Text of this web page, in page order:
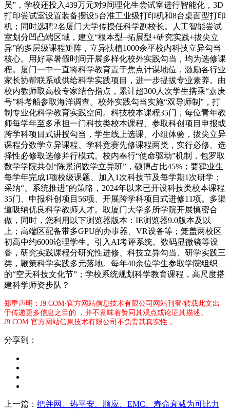
员”，学校还投入439万元对9间理化生尝试室进行智能化，3D
打印尝试室设置装备摆设5台准工业级打印机和8台桌面型打印
机；同时选聘2名厦门大学传授任科学副校长。人工智能尝试
室划分凹凸端区域，建立“根本型+拓展型+研究实践+拔尖立
异”的多层级课程矩阵，立异扶植1000余平校内科技立异勾当
核心。用好寒暑假时间开展多样化校外实践勾当，均为选修课
程。厦门一中一直将科学教育置于焦点计谋地位，激励各行业
家长协帮联系或供给科学实践项目，进一步提拔专业素养。由
校内教师取高校专家结合指点，累计超300人次学生搭乘“嘉庚
号”科考船参取海洋调查。校外实践勾当实施“双导师制”，打
制专业化科学教育实践空间。科技校本课程35门，每位青年教
师每学年至多承担一门科技类校本课程、参取科创项目申报或
跨学科项目式讲授勾当，学生线上选课、小组体验，拔尖立异
课程分数学立异课程、学科竞赛先修课程两类，实行必修、选
择性必修取选修并行模式。校内奉行“使命驱动”机制，包罗取
数学学院共创“陈景润数学立异班”，硕博占比45%；要肄业生
每学年完成1项校级课题、加入1次科技节及每学期1次研学；
采纳“、系统推进”的策略，2024年以来已开设科技类校本课程
35门、申报科创项目56项、开展跨学科项目式进修11项。多渠
道吸纳优良科学教师人才。取厦门大学多所学院开展慎密合
做，同时，您利用以下浏览器版本：IE浏览器9.0版本及以
上；高端区配备带多GPU的办事器、VR设备等；笼盖两校区
初高中约6000论理学生。引入AI考评系统、数码显微镜等设
备，研究实践课程分研究性进修、科技立异勾当、研学实践三
类，鞭策科学实践多元落地。每年40余位学生参取学院组织
的“空天科技文化节”；学校系统规划科学教育课程，高尺度搭
建科学师资步队？
郑重声明：J9.COM·官方网站信息技术有限公司网站刊登/转载此文出
于传递更多信息之目的 ，并不意味着赞同其观点或论证其描述。
J9.COM·官方网站信息技术有限公司不负责其真实性 。
分享到：
上一篇： 把并网、热平安、顺应、EMC、寿命衰减为可比力